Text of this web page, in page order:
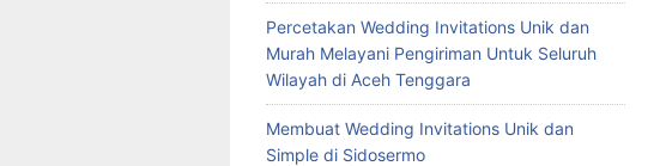
Percetakan Wedding Invitations Unik dan
Murah Melayani Pengiriman Untuk Seluruh
Wilayah di Aceh Tenggara
Membuat Wedding Invitations Unik dan
Simple di Sidosermo